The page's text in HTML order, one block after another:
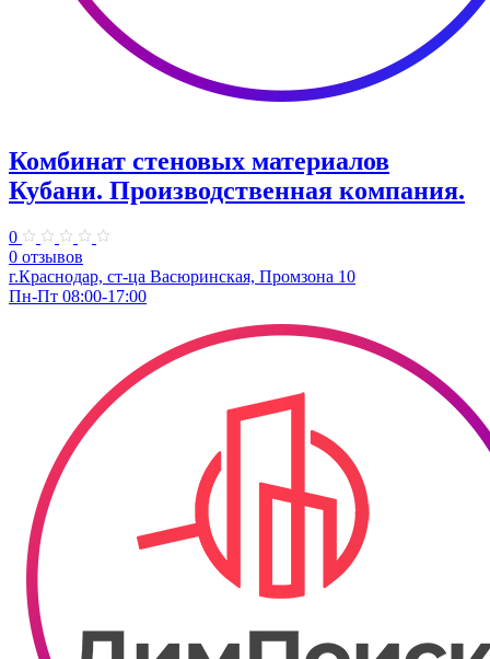
Комбинат стеновых материалов
Кубани. ​Производственная компания.
0
0 отзывов
г.Краснодар, ст-ца Васюринская, Промзона 10
Пн-Пт 08:00-17:00